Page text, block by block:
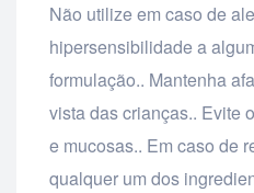
Não utilize em caso de
hipersensibilidade a
formulação.. Mantenha
vista das crianças.. Evite
e mucosas.. Em caso de
qualquer um dos